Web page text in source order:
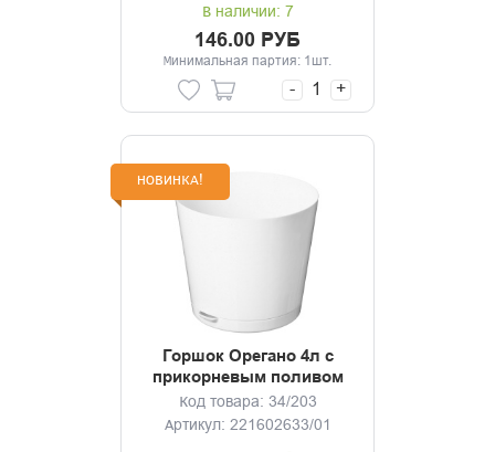
В наличии: 7
146.00 РУБ
Минимальная партия: 1шт.
- +
НОВИНКА!
Горшок Орегано 4л с
прикорневым поливом
(мраморный)
Код товара: 34/203
Артикул: 221602633/01